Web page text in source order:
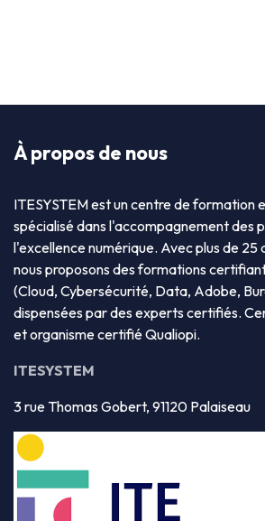
À propos de nous
ITESYSTEM est un centre de
spécialisé dans l'accompagnement des
l'excellence numérique. Avec plus de 25
nous proposons des formations
(Cloud, Cybersécurité, Data, Adobe,
dispensées par des experts certifiés.
et organisme certifié Qualiopi.
ITESYSTEM
3 rue Thomas Gobert, 91120 Palaiseau